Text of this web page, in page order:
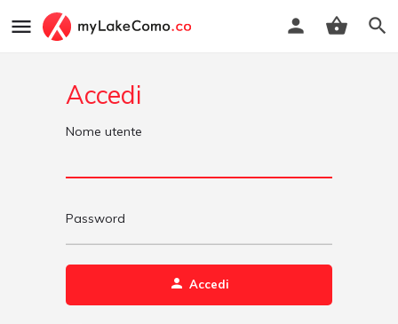
Accedi
Nome utente
Password
Accedi